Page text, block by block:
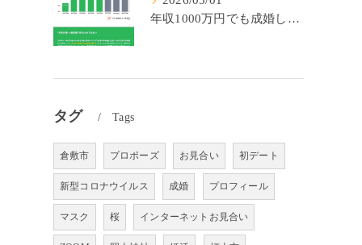
年収1000万円でも成婚しやすいとは限らない? 「年収帯別の成婚率」のリアル
タグ Tags
倉敷市 プロポーズ お見合い 初デート
新型コロナウイルス 成婚 プロフィール
マスク 桜 インターネットお見合い